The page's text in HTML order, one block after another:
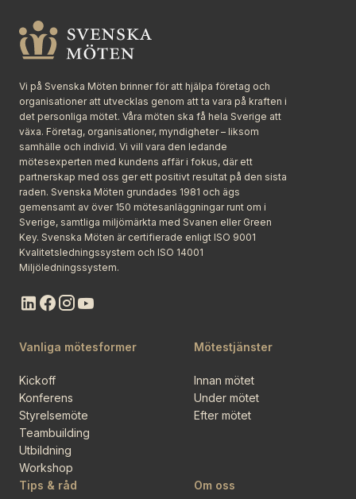
Vi på Svenska Möten brinner för att hjälpa företag och
organisationer att utvecklas genom att ta vara på kraften i
det personliga mötet. Våra möten ska få hela Sverige att
växa. Företag, organisationer, myndigheter – liksom
samhälle och individ. Vi vill vara den ledande
mötesexperten med kundens affär i fokus, där ett
partnerskap med oss ger ett positivt resultat på den sista
raden. Svenska Möten grundades 1981 och ägs
gemensamt av över 150 mötesanläggningar runt om i
Sverige, samtliga miljömärkta med Svanen eller Green
Key. Svenska Möten är certifierade enligt ISO 9001
Kvalitetsledningssystem och ISO 14001
Miljöledningssystem.
Vanliga mötesformer
Kickoff
Konferens
Styrelsemöte
Teambuilding
Utbildning
Workshop
Mötestjänster
Innan mötet
Under mötet
Efter mötet
Tips & råd Om oss